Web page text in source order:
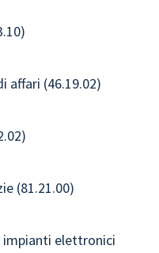
affari (46.19.02)
(81.21.00)
impianti elettronici